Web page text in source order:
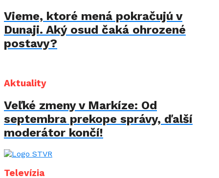
Vieme, ktoré mená pokračujú v
Dunaji. Aký osud čaká ohrozené
postavy?
Aktuality
Veľké zmeny v Markíze: Od
septembra prekope správy, ďalší
moderátor končí!
Televízia